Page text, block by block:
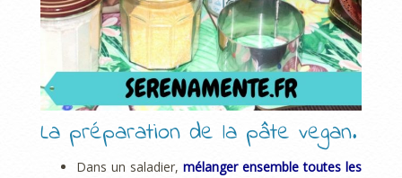
La préparation de la pâte vegan.
Dans un saladier, mélanger ensemble toutes les